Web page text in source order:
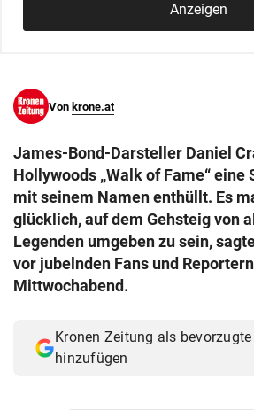
Anzeigen
Von krone.at
James-Bond-Darsteller Daniel
Hollywoods „Walk of Fame“
mit seinem Namen enthüllt. Es
glücklich, auf dem Gehsteig von
Legenden umgeben zu sein,
vor jubelnden Fans und
Mittwochabend.
Kronen Zeitung als
hinzufügen